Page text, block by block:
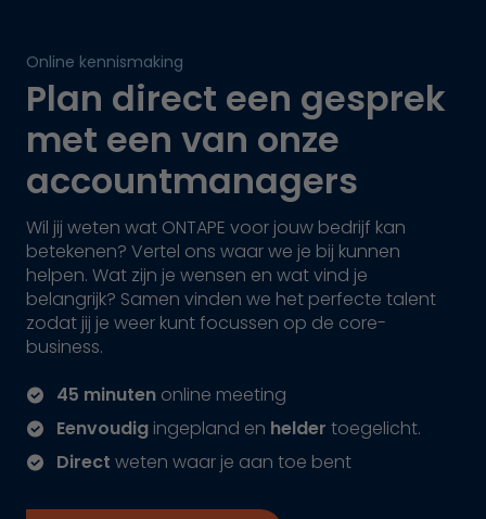
Online kennismaking
Plan direct een gesprek
met een van onze
accountmanagers
Wil jij weten wat ONTAPE voor jouw bedrijf kan
betekenen? Vertel ons waar we je bij kunnen
helpen. Wat zijn je wensen en wat vind je
belangrijk? Samen vinden we het perfecte talent
zodat jij je weer kunt focussen op de core-
business.
45 minuten online meeting
Eenvoudig ingepland en helder toegelicht.
Direct weten waar je aan toe bent